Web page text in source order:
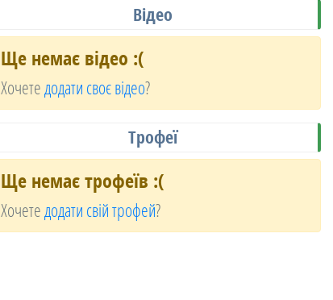
Відео
Ще немає відео :(
Хочетедодати своє відео?
Трофеї
Ще немає трофеїв :(
Хочетедодати свій трофей?